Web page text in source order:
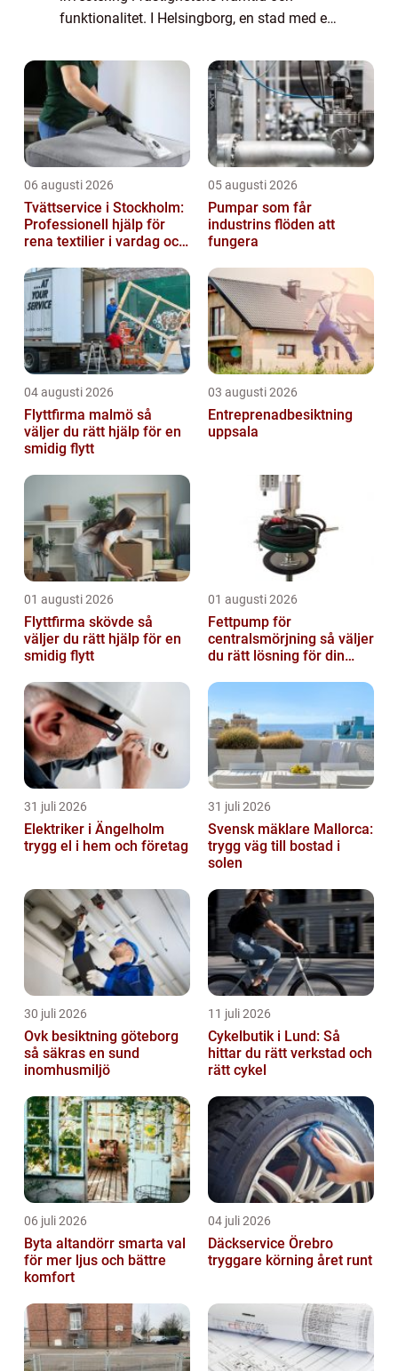
funktionalitet. I Helsingborg, en stad med en
06 augusti 2026
Tvättservice i Stockholm:
Professionell hjälp för
rena textilier i vardag och
05 augusti 2026
Pumpar som får
industrins flöden att
fungera
04 augusti 2026
Flyttfirma malmö så
väljer du rätt hjälp för en
smidig flytt
03 augusti 2026
Entreprenadbesiktning
uppsala
01 augusti 2026
Flyttfirma skövde så
väljer du rätt hjälp för en
smidig flytt
01 augusti 2026
Fettpump för
centralsmörjning så väljer
du rätt lösning för din
31 juli 2026
Elektriker i Ängelholm
trygg el i hem och företag
31 juli 2026
Svensk mäklare Mallorca:
trygg väg till bostad i
solen
30 juli 2026
Ovk besiktning göteborg
så säkras en sund
inomhusmiljö
11 juli 2026
Cykelbutik i Lund: Så
hittar du rätt verkstad och
rätt cykel
06 juli 2026
Byta altandörr smarta val
för mer ljus och bättre
komfort
04 juli 2026
Däckservice Örebro
tryggare körning året runt